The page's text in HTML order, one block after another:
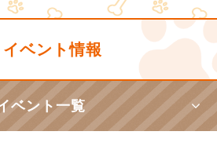
イベント情報
ベント一覧